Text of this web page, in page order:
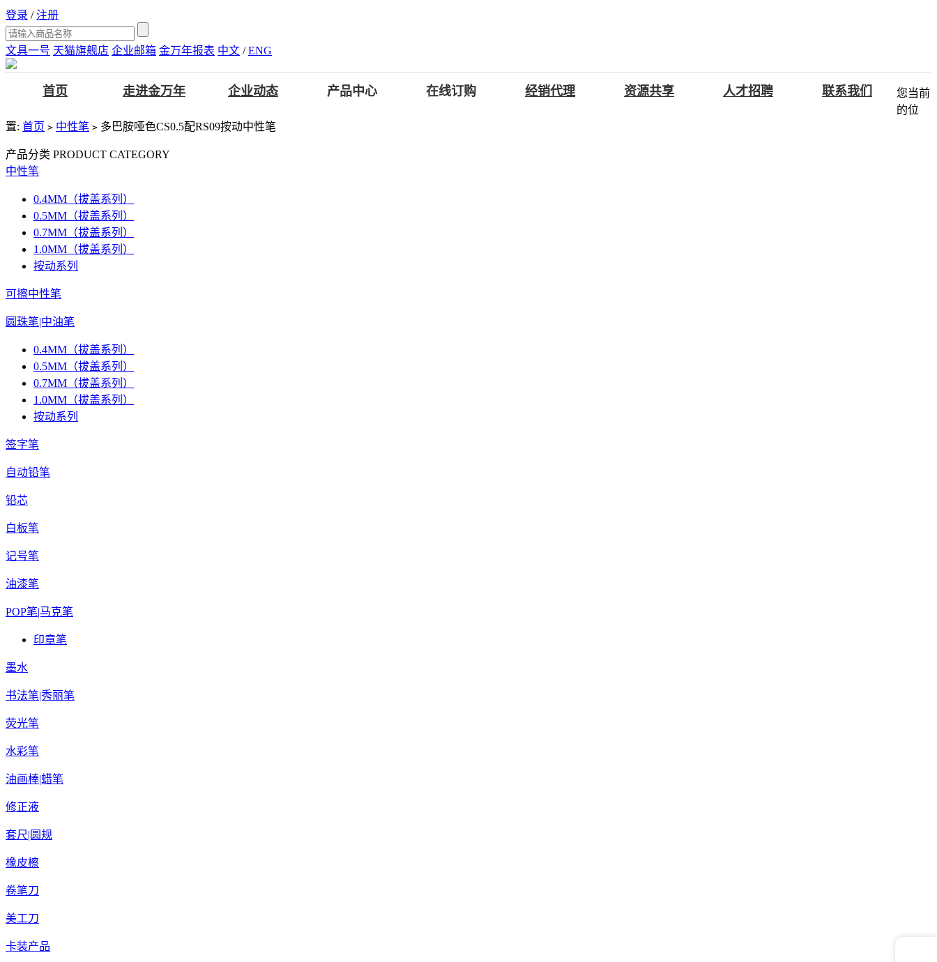
登录 / 注册
文具一号 天猫旗舰店 企业邮箱 金万年报表 中文 / ENG
首页 走进金万年 企业动态 产品中心 在线订购 经销代理 资源共享 人才招聘 联系我们
您当前
的位
置: 首页 > 中性笔 > 多巴胺哑色CS0.5配RS09按动中性笔
产品分类 PRODUCT CATEGORY
中性笔
0.4MM（拔盖系列）
0.5MM（拔盖系列）
0.7MM（拔盖系列）
1.0MM（拔盖系列）
按动系列
可擦中性笔
圆珠笔|中油笔
0.4MM（拔盖系列）
0.5MM（拔盖系列）
0.7MM（拔盖系列）
1.0MM（拔盖系列）
按动系列
签字笔
自动铅笔
铅芯
白板笔
记号笔
油漆笔
POP笔|马克笔
印章笔
墨水
书法笔|秀丽笔
荧光笔
水彩笔
油画棒|蜡笔
修正液
套尺|圆规
橡皮檫
卷笔刀
美工刀
卡装产品